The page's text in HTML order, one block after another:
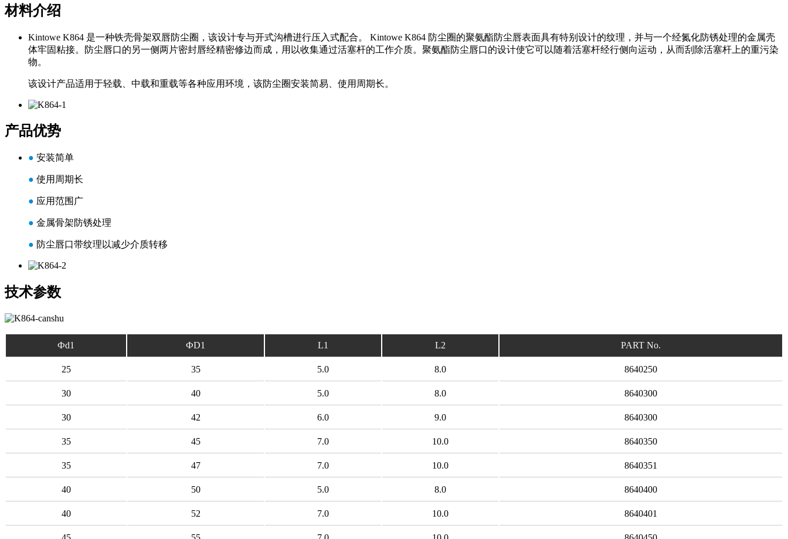
材料介绍
Kintowe K864 是一种铁壳骨架双唇防尘圈，该设计专与开式沟槽进行压入式配合。 Kintowe K864 防尘圈的聚氨酯防尘唇表面具有特别设计的纹理，并与一个经氮化防锈处理的金属壳
体牢固粘接。防尘唇口的另一侧两片密封唇经精密修边而成，用以收集通过活塞杆的工作介质。聚氨酯防尘唇口的设计使它可以随着活塞杆经行侧向运动，从而刮除活塞杆上的重污染
物。
该设计产品适用于轻载、中载和重载等各种应用环境，该防尘圈安装简易、使用周期长。
产品优势
● 安装简单
● 使用周期长
● 应用范围广
● 金属骨架防锈处理
● 防尘唇口带纹理以减少介质转移
技术参数
Фd1 ФD1 L1 L2 PART No.
25 35 5.0 8.0 8640250
30 40 5.0 8.0 8640300
30 42 6.0 9.0 8640300
35 45 7.0 10.0 8640350
35 47 7.0 10.0 8640351
40 50 5.0 8.0 8640400
40 52 7.0 10.0 8640401